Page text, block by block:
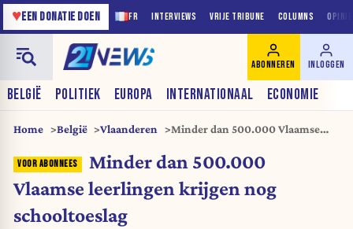
FR INTERVIEWS VRIJE TRIBUNE COLUMNS
♥EEN DONATIE DOEN
BELGIË POLITIEK EUROPA INTERNATIONAAL ECONOMIE
ABONNEREN INLOGGEN
Home België Vlaanderen
Minder dan 500.000 Vlaamse
schooltoeslag
Minder dan 500.000
Vlaamse leerlingen krijgen nog
schooltoeslag